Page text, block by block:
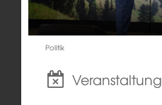
Politik
Veranstaltung